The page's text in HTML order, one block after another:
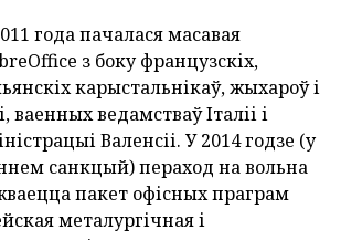
года пачалася масавая
з боку французскіх,
карыстальнікаў, жыхароў і
ваенных ведамстваў Італіі і
Валенсіі. У 2014 годзе (у
санкцый) пераход на вольна
пакет офісных праграм
металургічная і